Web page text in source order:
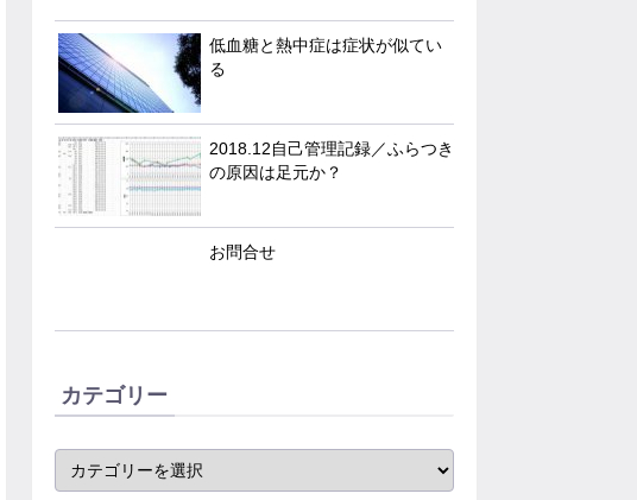
低血糖と熱中症は症状が似てい
る
2018.12自己管理記録／ふらつき
の原因は足元か？
お問合せ
カテゴリー